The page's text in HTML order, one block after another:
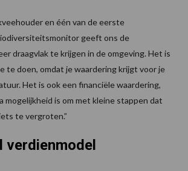
en één van de eerste
geeft ons de
draagvlak te krijgen in de omgeving. Het is
te doen, omdat je waardering krijgt voor je
Het is ook een financiële waardering,
mogelijkheid is om met kleine stappen dat
te vergroten.”
verdienmodel